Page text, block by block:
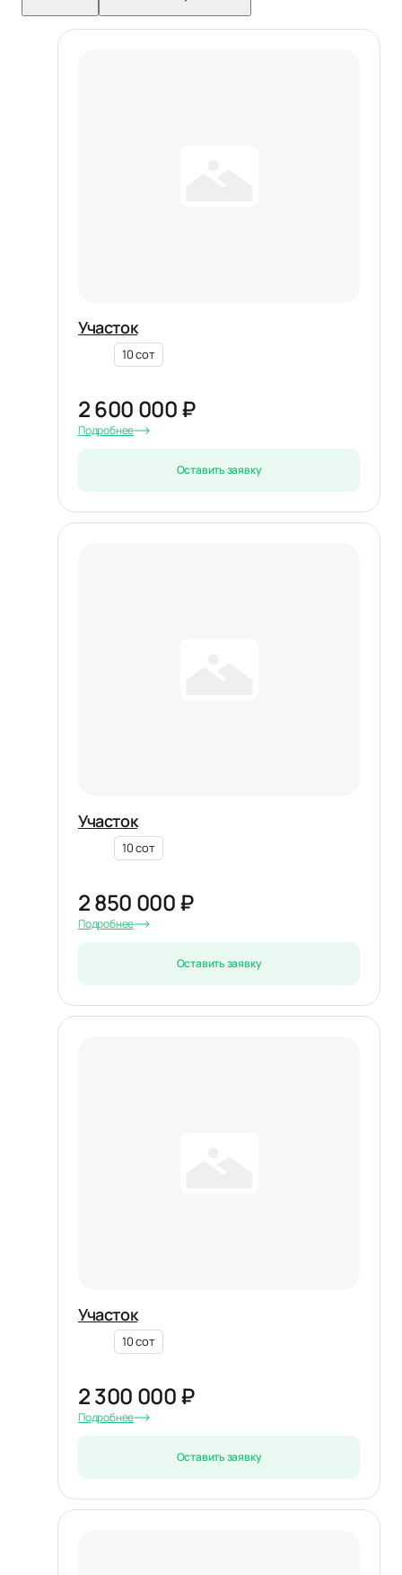
Участок
10 сот
2 600 000 ₽
Подробнее
Оставить заявку
Участок
10 сот
2 850 000 ₽
Подробнее
Оставить заявку
Участок
10 сот
2 300 000 ₽
Подробнее
Оставить заявку